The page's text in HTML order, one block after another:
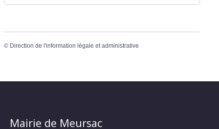
© Direction de l'information légale et administrative
Mairie de Meursac